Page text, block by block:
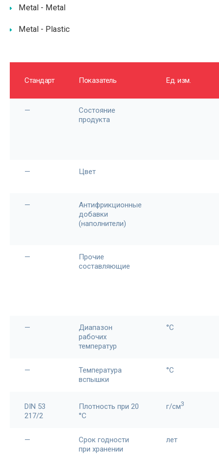
Metal - Metal
Metal - Plastic
Стандарт Показатель Ед. изм.
—
Состояние
продукта
— Цвет
—
Антифрикционные
добавки
(наполнители)
—
Прочие
составляющие
—
Диапазон
рабочих
температур
°С
—
Температура
вспышки
°C
DIN 53
217/2
Плотность при 20
°С
г/см3
—
Срок годности
при хранении
лет